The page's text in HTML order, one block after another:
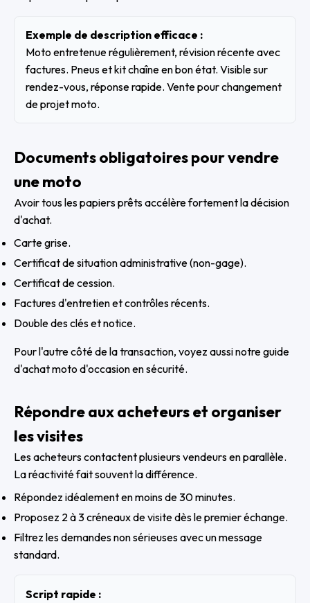
Exemple de description efficace :
Moto entretenue régulièrement, révision récente avec
factures. Pneus et kit chaîne en bon état. Visible sur
rendez-vous, réponse rapide. Vente pour changement
de projet moto.
Documents obligatoires pour vendre
une moto
Avoir tous les papiers prêts accélère fortement la décision
d'achat.
Carte grise.
Certificat de situation administrative (non-gage).
Certificat de cession.
Factures d'entretien et contrôles récents.
Double des clés et notice.
Pour l'autre côté de la transaction, voyez aussinotre guide
d'achat moto d'occasion en sécurité.
Répondre aux acheteurs et organiser
les visites
Les acheteurs contactent plusieurs vendeurs en parallèle.
La réactivité fait souvent la différence.
Répondez idéalement en moins de 30 minutes.
Proposez 2 à 3 créneaux de visite dès le premier échange.
Filtrez les demandes non sérieuses avec un message
standard.
Script rapide :